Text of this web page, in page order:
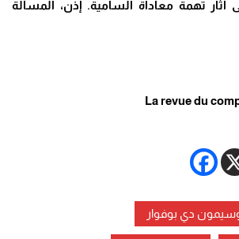
آثار تهمة معاداة السامية. إذن، المسألة
La revue du
دي بوفوار